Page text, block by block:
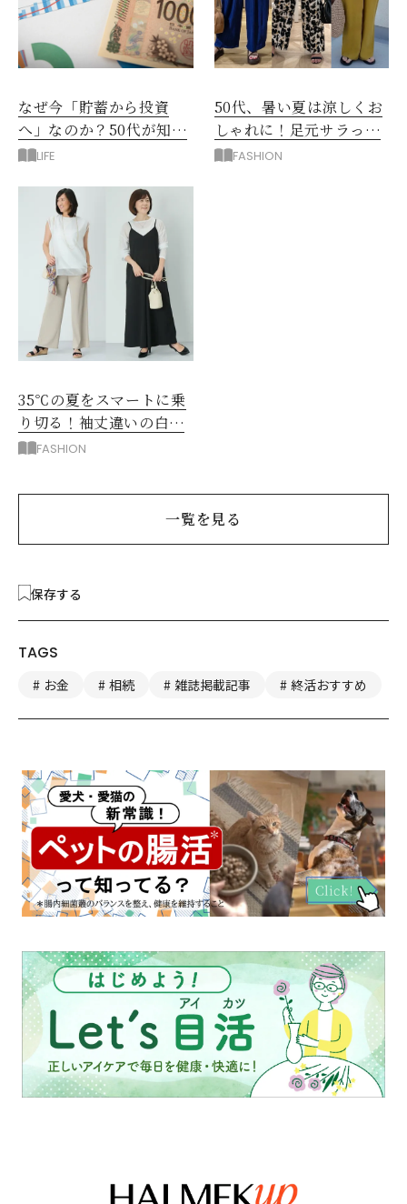
なぜ今「貯蓄から投資
へ」なのか？50代が知る
べきお金の新常識
LIFE
50代、暑い夏は涼しくお
しゃれに！足元サラっと
快適「優秀ワイドパン
FASHION
35℃の夏をスマートに乗
り切る！袖丈違いの白シ
アー2枚で5着回し
FASHION
一覧を見る
保存する
TAGS
お金 相続 雑誌掲載記事 終活おすすめ